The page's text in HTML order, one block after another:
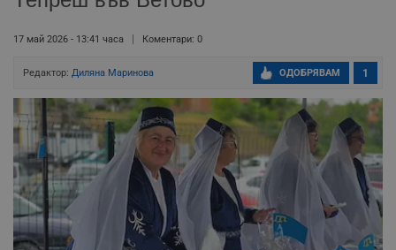
17 май 2026 - 13:41 часа Коментари: 0
Редактор: Диляна Маринова 1
ОДОБРЯВАМ